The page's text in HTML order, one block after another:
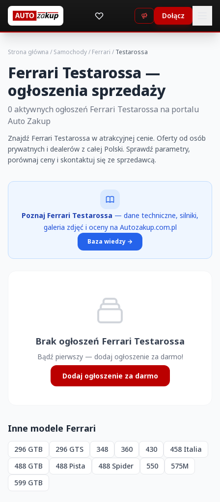
Dołącz
Strona główna / Samochody/ Ferrari / Testarossa
Ferrari Testarossa —
ogłoszenia sprzedaży
0 aktywnych ogłoszeń Ferrari Testarossa na portalu
Auto Zakup
Znajdź Ferrari Testarossa w atrakcyjnej cenie. Oferty od osób
prywatnych i dealerów z całej Polski. Sprawdź parametry,
porównaj ceny i skontaktuj się ze sprzedawcą.
Poznaj Ferrari Testarossa — dane techniczne, silniki,
galeria zdjęć i oceny na Autozakup.com.pl
Baza wiedzy →
Brak ogłoszeń Ferrari Testarossa
Bądź pierwszy — dodaj ogłoszenie za darmo!
Dodaj ogłoszenie za darmo
Inne modele Ferrari
296 GTB 296 GTS 348 360 430
458 Italia
488 GTB
488 Pista 488 Spider 550
575M
599 GTB